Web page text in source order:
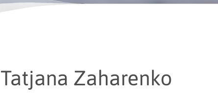
Tatjana Zaharenko